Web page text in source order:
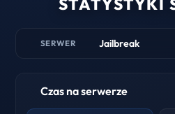
SERWER Jailbreak
Czas na serwerze